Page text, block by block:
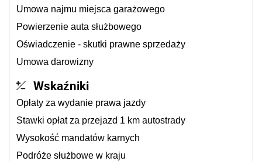
Umowa najmu miejsca garażowego
Powierzenie auta służbowego
Oświadczenie - skutki prawne sprzedaży
Umowa darowizny
Wskaźniki
Opłaty za wydanie prawa jazdy
Stawki opłat za przejazd 1 km autostrady
Wysokość mandatów karnych
Podróże służbowe w kraju